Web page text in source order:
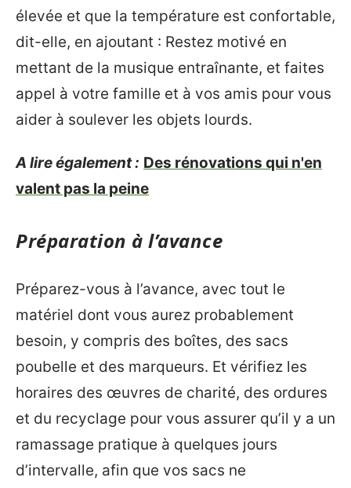
élevée et que la température est confortable,
dit-elle, en ajoutant : Restez motivé en
mettant de la musique entraînante, et faites
appel à votre famille et à vos amis pour vous
aider à soulever les objets lourds.
A lire également : Des rénovations qui n'en
valent pas la peine
Préparation à l’avance
Préparez-vous à l’avance, avec tout le
matériel dont vous aurez probablement
besoin, y compris des boîtes, des sacs
poubelle et des marqueurs. Et vérifiez les
horaires des œuvres de charité, des ordures
et du recyclage pour vous assurer qu’il y a un
ramassage pratique à quelques jours
d’intervalle, afin que vos sacs ne